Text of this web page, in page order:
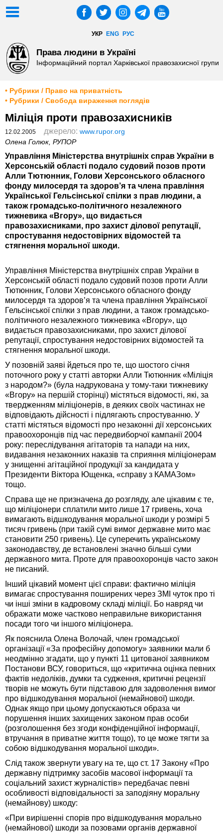
УКР ENG РУС
Права людини в Україні
Інформаційний портал Харківської правозахисної групи
• Рубрики / Право на приватність
• Рубрики / Свобода вираження поглядів
Міліція проти правозахисників
12.02.2005 джерело: www.rupor.org
Олена Голюк, РУПОР
Управління Міністерства внутрішніх справ України в
Херсонській області подало судовий позов проти
Алли Тютюнник, Голови Херсонського обласного
фонду милосердя та здоров’я та члена правління
Української Гельсінської спілки з прав людини, а
також громадсько-політичного незалежного
тижневика «Вгору», що видається
правозахисниками, про захист ділової репутації,
спростування недостовірних відомостей та
стягнення моральної шкоди.
Управління Міністерства внутрішніх справ України в
Херсонській області подало судовий позов проти Алли
Тютюнник, Голови Херсонського обласного фонду
милосердя та здоров’я та члена правління Української
Гельсінської спілки з прав людини, а також громадсько-
політичного незалежного тижневика «Вгору», що
видається правозахисниками, про захист ділової
репутації, спростування недостовірних відомостей та
стягнення моральної шкоди.
У позовній заяві йдеться про те, що шостого січня
поточного року у статті авторки Алли Тютюнник «Міліція
з народом?» (була надрукована у тому-таки тижневику
«Вгору» на першій сторінці) містяться відомості, які, за
твердженням міліціонерів, в деяких своїх частинах не
відповідають дійсності і підлягають спростуванню. У
статті містяться відомості про незаконні дії херсонських
правоохоронців під час передвиборчої кампанії 2004
року: переслідування агітаторів та напади на них,
видавання незаконних наказів та сприяння міліціонерам
у знищенні агітаційної продукції за кандидата у
Президенти Віктора Ющенка, «справу з КАМАЗом»
тощо.
Справа ще не призначена до розгляду, але цікавим є те,
що міліціонери сплатили мито лише 17 гривень, хоча
вимагають відшкодування моральної шкоди у розмірі 5
тисяч гривень (при такій сумі вимог державне мито має
становити 250 гривень). Це суперечить українському
законодавству, де встановлені значно більші суми
державного мита. Проте для правоохоронців часто закон
не писаний.
Інший цікавий момент цієї справи: фактично міліція
вимагає спростування поширених через ЗМІ чуток про ті
чи інші зміни в кадровому складі міліції. Бо навряд чи
ображати може частково неправильне використання
посади того чи іншого міліціонера.
Як пояснила Олена Волочай, член громадської
організації «За професійну допомогу» заявники мали б
неодмінно згадати, що у пункті 11 цитованої заявником
Постанови ВСУ, говориться, що «критична оцінка певних
фактів недоліків, думки та судження, критичні рецензії
творів не можуть бути підставою для задоволення вимог
про відшкодування моральної (немайнової) шкоди.
Однак якщо при цьому допускаються образа чи
порушення інших захищених законом прав особи
(розголошення без згоди конфіденційної інформації,
втручання в приватне життя тощо), то це може тягти за
собою відшкодування моральної шкоди».
Слід також звернути увагу на те, що ст. 17 Закону «Про
державну підтримку засобів масової інформації та
соціальний захист журналістів» передбачає певні
особливості відповідальності за заподіяну моральну
(немайнову) шкоду:
«При вирішенні спорів про відшкодування морально
(немайнової) шкоди за позовами органів державної